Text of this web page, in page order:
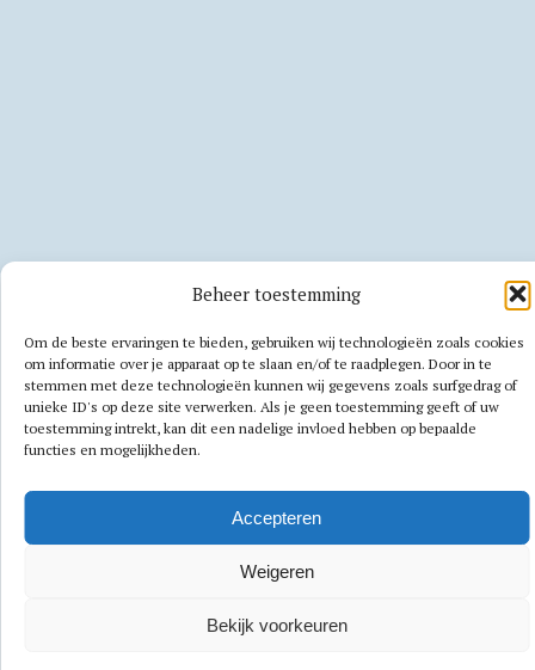
Beheer toestemming
Om de beste ervaringen te bieden, gebruiken wij technologieën zoals cookies
om informatie over je apparaat op te slaan en/of te raadplegen. Door in te
stemmen met deze technologieën kunnen wij gegevens zoals surfgedrag of
unieke ID's op deze site verwerken. Als je geen toestemming geeft of uw
toestemming intrekt, kan dit een nadelige invloed hebben op bepaalde
functies en mogelijkheden.
Accepteren
Weigeren
Bekijk voorkeuren